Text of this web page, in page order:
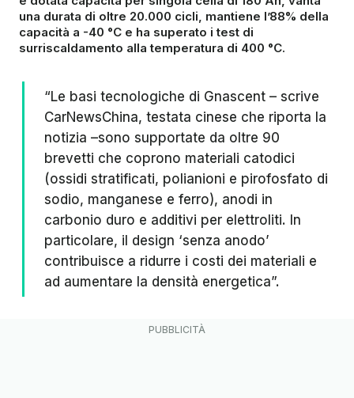
una durata di oltre 20.000 cicli, mantiene l’88% della
capacità a -40 °C e ha superato i test di
surriscaldamento alla temperatura di 400 °C.
“Le basi tecnologiche di Gnascent – scrive
CarNewsChina, testata cinese che riporta la
notizia –sono supportate da oltre 90
brevetti che coprono materiali catodici
(ossidi stratificati, polianioni e pirofosfato di
sodio, manganese e ferro), anodi in
carbonio duro e additivi per elettroliti. In
particolare, il design ‘senza anodo’
contribuisce a ridurre i costi dei materiali e
ad aumentare la densità energetica”.